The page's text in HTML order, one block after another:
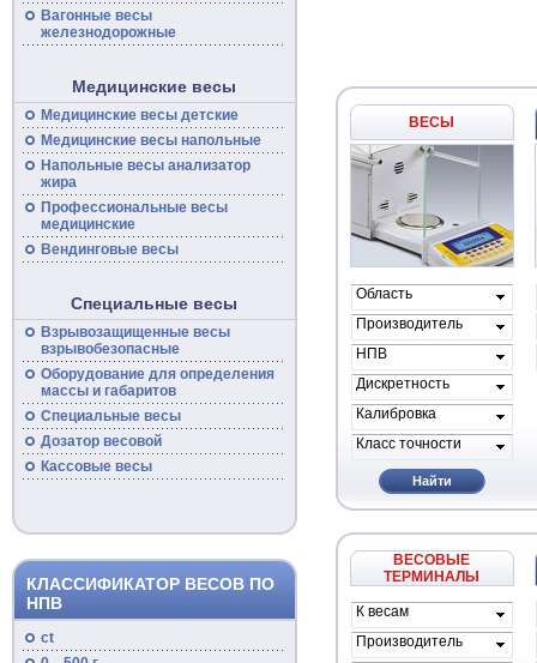
Вагонные весы
железнодорожные
Медицинские весы
Медицинские весы детские
Медицинские весынапольные
Напольные весыанализатор
жира
Профессиональные весы
медицинские
Вендинговые весы
Специальные весы
Взрывозащищенные весы
взрывобезопасные
Оборудование для определения
массы и габаритов
Специальные весы
Дозатор весовой
Кассовые весы
КЛАССИФИКАТОР ВЕСОВ ПО
НПВ
ct
ВЕСЫ
Область
применения
Производитель
весов
НПВ
Дискретность
Калибровка
Класс точности
Найти
ВЕСОВЫЕ
ТЕРМИНАЛЫ
К весам
проиводителя
Производитель